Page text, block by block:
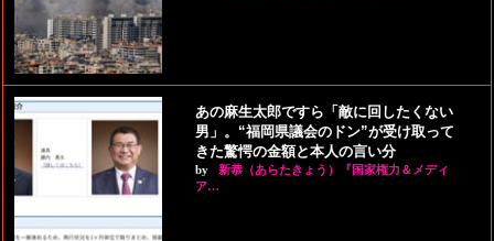
あの麻生太郎ですら「敵に回したくない
男」。“福岡県議会のドン”が受け取って
きた驚愕の金額と本人の言い分
by
新恭（あらたきょう）『国家権力＆メディ
ア…